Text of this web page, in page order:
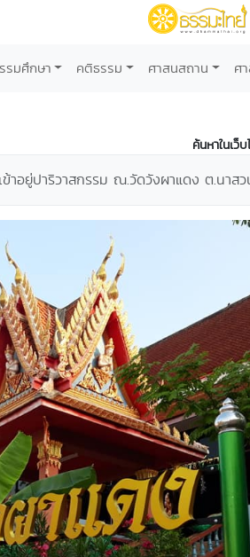
รมศึกษา คติธรรม ศาสนสถาน ศ
ค้นหาในเว็
าอยู่ปาริวาสกรรม ณ.วัดวังผาแดง ต.นา